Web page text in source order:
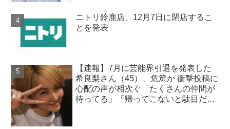
ニトリ鈴鹿店、12月7日に閉店するこ
とを発表
【速報】7月に芸能界引退を発表した
希良梨さん（45）、危篤か 衝撃投稿に
心配の声が相次ぐ「たくさんの仲間が
待ってる」「帰ってこないと駄目だ